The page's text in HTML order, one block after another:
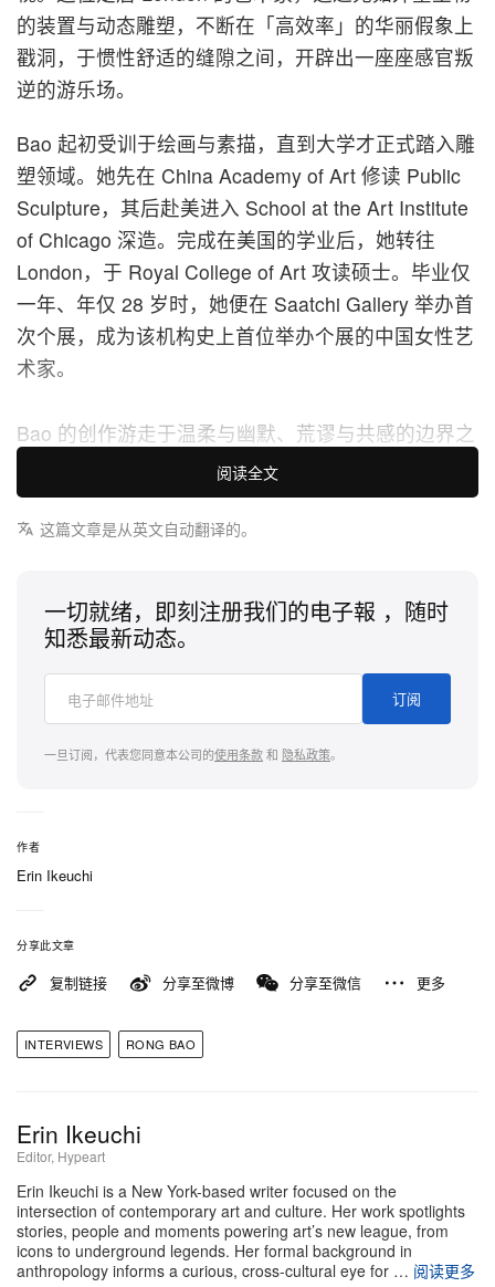
的装置与动态雕塑，不断在「高效率」的华丽假象上
戳洞，于惯性舒适的缝隙之间，开辟出一座座感官叛
逆的游乐场。
Bao 起初受训于绘画与素描，直到大学才正式踏入雕
塑领域。她先在 China Academy of Art 修读 Public
Sculpture，其后赴美进入 School at the Art Institute
of Chicago 深造。完成在美国的学业后，她转往
London，于 Royal College of Art 攻读硕士。毕业仅
一年、年仅 28 岁时，她便在 Saatchi Gallery 举办首
次个展，成为该机构史上首位举办个展的中国女性艺
术家。
Bao 的创作游走于温柔与幽默、荒谬与共感的边界之
间，她以笃定而细腻的掌控力构筑作品。她那些充满
生命感的「柔软雕塑」，轻巧撬动我们早已麻木的日
常惯性：无止境的过度消费、对高效率的执迷，以及
我们走进 Bao 的工作室，聊聊她的创作旅程，以及
她如何以雕塑诠释所谓的「柔性力量」。
「下一件雕塑，永远是我最爱
如果要形容你的创作实践，你会怎么说？
阅读全文
这篇文章是从英文自动翻译的。
一切就绪，即刻注册我们的电子報 ，随时
知悉最新动态。
订阅
一旦订阅，代表您同意本公司的使用条款和 隐私政策。
作者
Erin Ikeuchi
分享此文章
复制链接 分享至微博 分享至微信 更多
INTERVIEWS RONG BAO
Erin Ikeuchi
Editor, Hypeart
Erin Ikeuchi is a New York-based writer focused on the
intersection of contemporary art and culture. Her work spotlights
stories, people and moments powering art’s new league, from
icons to underground legends. Her formal background in
anthropology informs a curious, cross-cultural eye for … 阅读更多